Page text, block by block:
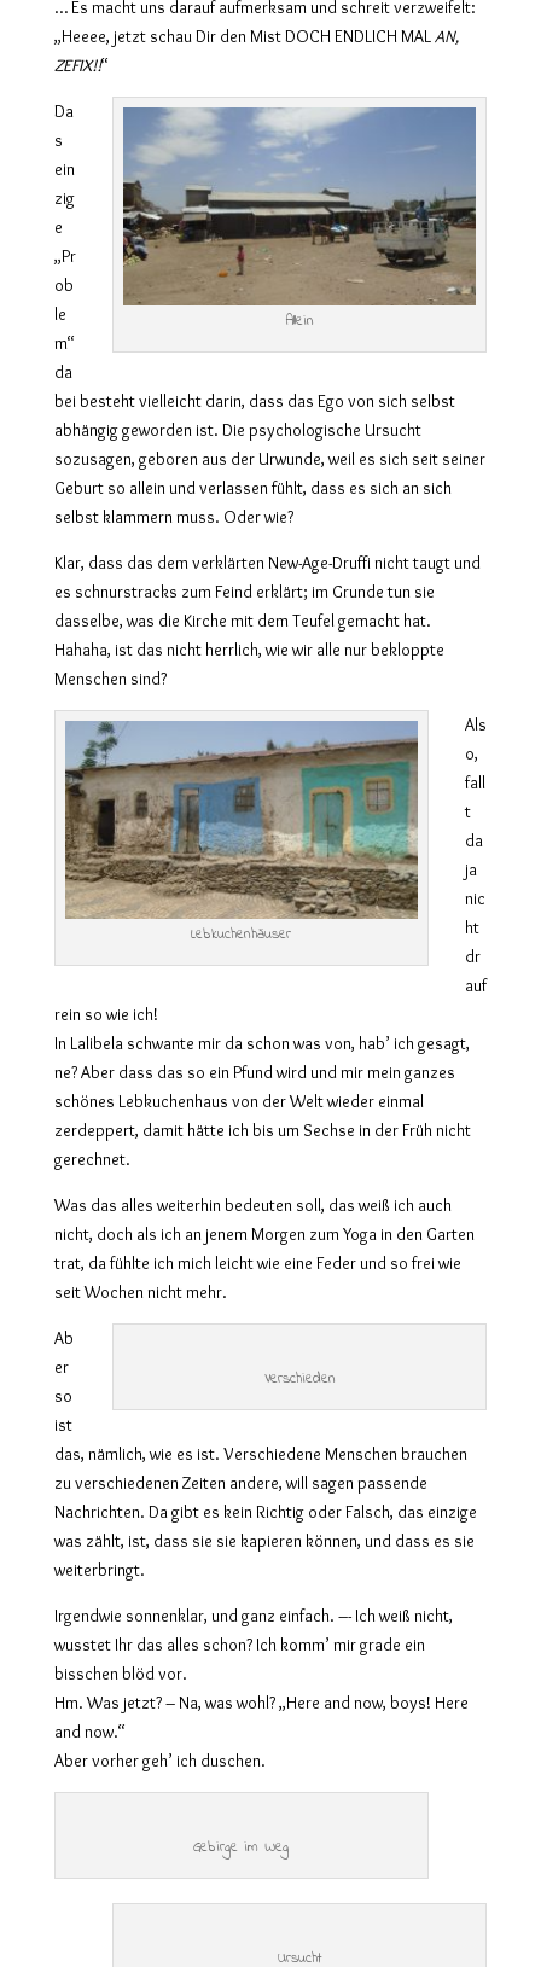
… Es macht uns darauf aufmerksam und schreit verzweifelt:
„Heeee, jetzt schau Dir den Mist DOCH ENDLICH MAL AN,
ZEFIX!!“
Allein
Da
s
ein
zig
e
„Pr
ob
le
m“
da
bei besteht vielleicht darin, dass das Ego von sich selbst
abhängig geworden ist. Die psychologische Ursucht
sozusagen, geboren aus der Urwunde, weil es sich seit seiner
Geburt so allein und verlassen fühlt, dass es sich an sich
selbst klammern muss. Oder wie?
Klar, dass das dem verklärten New-Age-Druffi nicht taugt und
es schnurstracks zum Feind erklärt; im Grunde tun sie
dasselbe, was die Kirche mit dem Teufel gemacht hat.
Hahaha, ist das nicht herrlich, wie wir alle nur bekloppte
Menschen sind?
Lebkuchenhäuser
Als
o,
fall
t
da
ja
nic
ht
dr
auf
rein so wie ich!
In Lalibela schwante mir da schon was von, hab’ ich gesagt,
ne? Aber dass das so ein Pfund wird und mir mein ganzes
schönes Lebkuchenhaus von der Welt wieder einmal
zerdeppert, damit hätte ich bis um Sechse in der Früh nicht
gerechnet.
Was das alles weiterhin bedeuten soll, das weiß ich auch
nicht, doch als ich an jenem Morgen zum Yoga in den Garten
trat, da fühlte ich mich leicht wie eine Feder und so frei wie
seit Wochen nicht mehr.
Verschieden
Ab
er
so
ist
das, nämlich, wie es ist. Verschiedene Menschen brauchen
zu verschiedenen Zeiten andere, will sagen passende
Nachrichten. Da gibt es kein Richtig oder Falsch, das einzige
was zählt, ist, dass sie sie kapieren können, und dass es sie
weiterbringt.
Irgendwie sonnenklar, und ganz einfach. –- Ich weiß nicht,
wusstet Ihr das alles schon? Ich komm’ mir grade ein
bisschen blöd vor.
Hm. Was jetzt? – Na, was wohl? „Here and now, boys! Here
and now.“
Aber vorher geh’ ich duschen.
Gebirge im Weg
Ursucht